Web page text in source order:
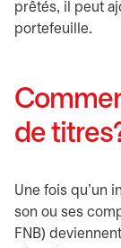
prêtés, il peut
portefeuille.
de
Une fois qu’un
son ou ses
FNB)